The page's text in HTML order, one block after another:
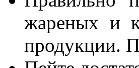
жареных и
продукции.